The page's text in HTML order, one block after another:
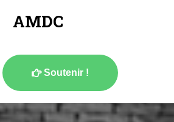
AMDC
Soutenir !